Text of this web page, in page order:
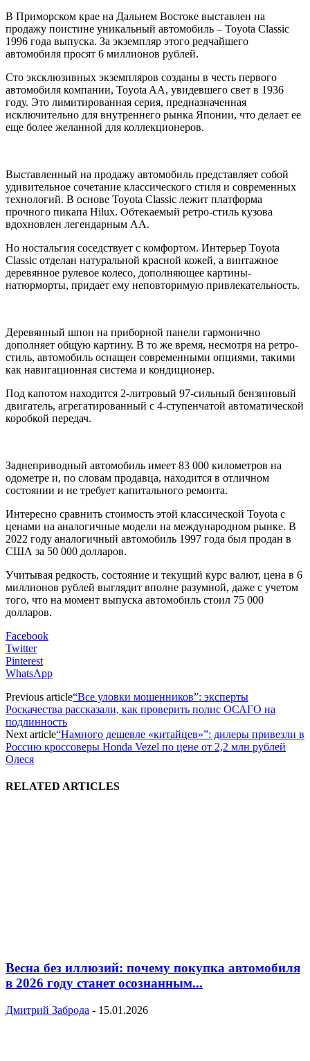
В Приморском крае на Дальнем Востоке выставлен на
продажу поистине уникальный автомобиль – Toyota Classic
1996 года выпуска. За экземпляр этого редчайшего
автомобиля просят 6 миллионов рублей.
Сто эксклюзивных экземпляров созданы в честь первого
автомобиля компании, Toyota AA, увидевшего свет в 1936
году. Это лимитированная серия, предназначенная
исключительно для внутреннего рынка Японии, что делает ее
еще более желанной для коллекционеров.
Выставленный на продажу автомобиль представляет собой
удивительное сочетание классического стиля и современных
технологий. В основе Toyota Classic лежит платформа
прочного пикапа Hilux. Обтекаемый ретро-стиль кузова
вдохновлен легендарным AA.
Но ностальгия соседствует с комфортом. Интерьер Toyota
Classic отделан натуральной красной кожей, а винтажное
деревянное рулевое колесо, дополняющее картины-
натюрморты, придает ему неповторимую привлекательность.
Деревянный шпон на приборной панели гармонично
дополняет общую картину. В то же время, несмотря на ретро-
стиль, автомобиль оснащен современными опциями, такими
как навигационная система и кондиционер.
Под капотом находится 2-литровый 97-сильный бензиновый
двигатель, агрегатированный с 4-ступенчатой автоматической
коробкой передач.
Заднеприводный автомобиль имеет 83 000 километров на
одометре и, по словам продавца, находится в отличном
состоянии и не требует капитального ремонта.
Интересно сравнить стоимость этой классической Toyota с
ценами на аналогичные модели на международном рынке. В
2022 году аналогичный автомобиль 1997 года был продан в
США за 50 000 долларов.
Учитывая редкость, состояние и текущий курс валют, цена в 6
миллионов рублей выглядит вполне разумной, даже с учетом
того, что на момент выпуска автомобиль стоил 75 000
долларов.
Facebook
Twitter
Pinterest
WhatsApp
Previous article“Все уловки мошенников”: эксперты
Роскачества рассказали, как проверить полис ОСАГО на
подлинность
Next article“Намного дешевле «китайцев»”: дилеры привезли в
Россию кроссоверы Honda Vezel по цене от 2,2 млн рублей
Олеся
RELATED ARTICLES
Весна без иллюзий: почему покупка автомобиля
в 2026 году станет осознанным...
Дмитрий Заброда - 15.01.2026